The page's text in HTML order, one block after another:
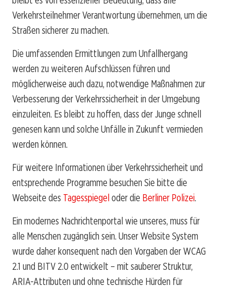
Verkehrsteilnehmer Verantwortung übernehmen, um die
Straßen sicherer zu machen.
Die umfassenden Ermittlungen zum Unfallhergang
werden zu weiteren Aufschlüssen führen und
möglicherweise auch dazu, notwendige Maßnahmen zur
Verbesserung der Verkehrssicherheit in der Umgebung
einzuleiten. Es bleibt zu hoffen, dass der Junge schnell
genesen kann und solche Unfälle in Zukunft vermieden
werden können.
Für weitere Informationen über Verkehrssicherheit und
entsprechende Programme besuchen Sie bitte die
Webseite des Tagesspiegeloder die Berliner Polizei.
Ein modernes Nachrichtenportal wie unseres, muss für
alle Menschen zugänglich sein. Unser Website System
wurde daher konsequent nach den Vorgaben der WCAG
2.1 und BITV 2.0 entwickelt – mit sauberer Struktur,
ARIA-Attributen und ohne technische Hürden für